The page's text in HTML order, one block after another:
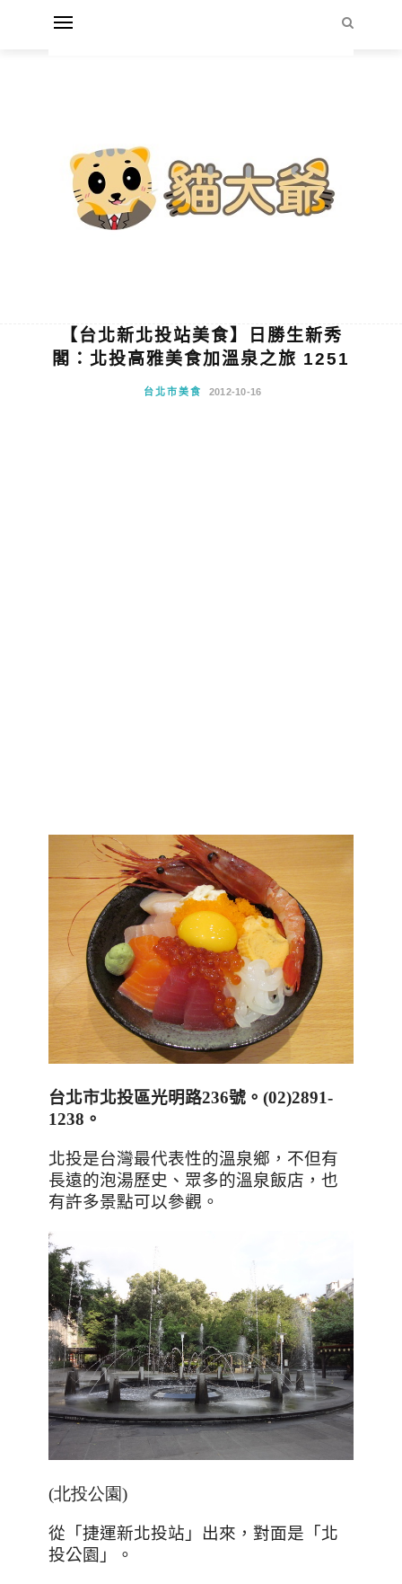
【台北新北投站美食】日勝生新秀
閣：北投高雅美食加溫泉之旅 1251
台北市美食 2012-10-16
台北市北投區光明路236號。 (02)2891-
1238 。
北投是台灣最代表性的溫泉鄉，不但有
長遠的泡湯歷史、眾多的溫泉飯店，也
有許多景點可以參觀。
(北投公園)
從「捷運新北投站」出來，對面是「北
投公園」。